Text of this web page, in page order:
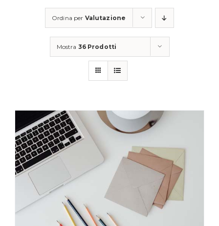
Ordina per Valutazione
Mostra 36 Prodotti